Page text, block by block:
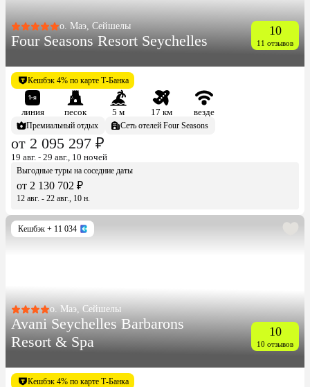
о. Маэ, Сейшелы
Four Seasons Resort Seychelles
10
11 отзывов
Кешбэк 4% по карте Т-Банка
линия песок 5 м 17 км
везде
Премиальный отдых
Сеть отелей Four Seasons
от 2 095 297 ₽
19 авг. - 29 авг., 10 ночей
Выгодные туры на соседние даты
от 2 130 702 ₽
12 авг. - 22 авг., 10 н.
Кешбэк + 11 034
о. Маэ, Сейшелы
Avani Seychelles Barbarons
Resort & Spa
10
10 отзывов
Кешбэк 4% по карте Т-Банка